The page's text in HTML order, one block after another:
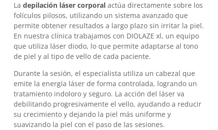
Ladepilación láser corporal actúa directamente sobre los
folículos pilosos, utilizando un sistema avanzado que
permite obtener resultados a largo plazo sin irritar la piel.
En nuestra clínica trabajamos con DIOLAZE xl, un equipo
que utiliza láser diodo, lo que permite adaptarse al tono
de piel y al tipo de vello de cada paciente.
Durante la sesión, el especialista utiliza un cabezal que
emite la energía láser de forma controlada, logrando un
tratamiento indoloro y seguro. La acción del láser va
debilitando progresivamente el vello, ayudando a reducir
su crecimiento y dejando la piel más uniforme y
suavizando la piel con el paso de las sesiones.